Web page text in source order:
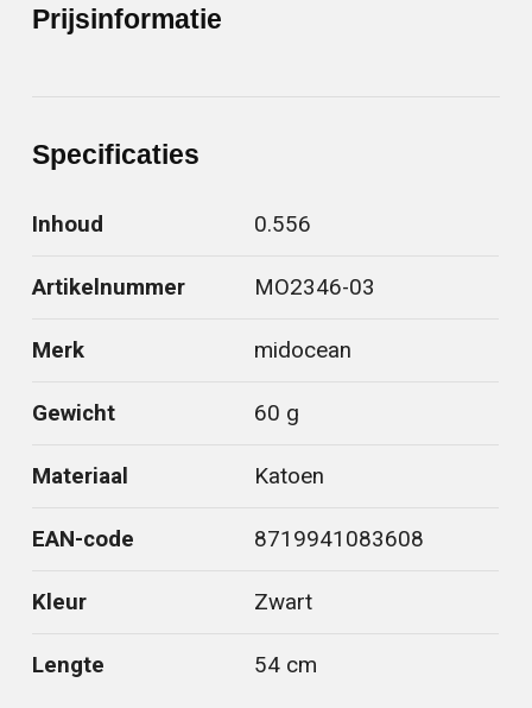
Prijsinformatie
Specificaties
Inhoud 0.556
Artikelnummer MO2346-03
Merk midocean
Gewicht 60 g
Materiaal Katoen
EAN-code 8719941083608
Kleur Zwart
Lengte 54 cm